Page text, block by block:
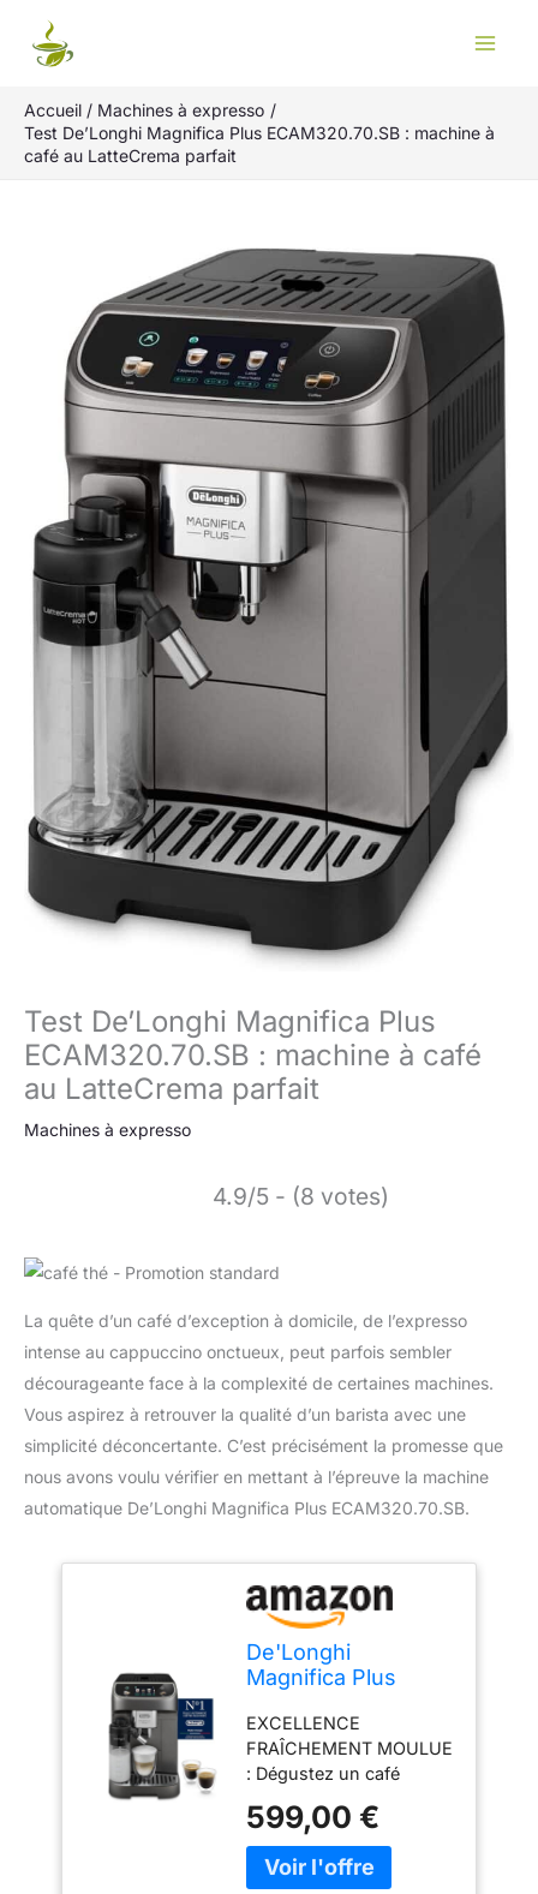
Accueil
Machines à expresso
Test De’Longhi Magnifica Plus ECAM320.70.SB : machine à
café au LatteCrema parfait
Test De’Longhi Magnifica Plus
ECAM320.70.SB : machine à café
au LatteCrema parfait
Machines à expresso
4.9/5 - (8 votes)
La quête d’un café d’exception à domicile, de l’expresso
intense au cappuccino onctueux, peut parfois sembler
décourageante face à la complexité de certaines machines.
Vous aspirez à retrouver la qualité d’un barista avec une
simplicité déconcertante. C’est précisément la promesse que
nous avons voulu vérifier en mettant à l’épreuve la machine
automatique De’Longhi Magnifica Plus ECAM320.70.SB.
De'Longhi
Magnifica Plus
Machine à Café
Automatisée avec
LatteCrema Chaud
pour Cappuccino,
Écran Tactile
Couleur Complet,
Fonction Tirage
EXCELLENCE
FRAÎCHEMENT MOULUE
: Dégustez un café
grains fraîchement
moulus juste avant
l’infusion ; réservoir de
599,00 €